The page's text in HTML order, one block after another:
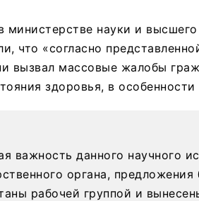
министерстве науки и
что «согласно
вызвал массовые жалобы
здоровья, в
важность данного научного
органа,
рабочей группой и